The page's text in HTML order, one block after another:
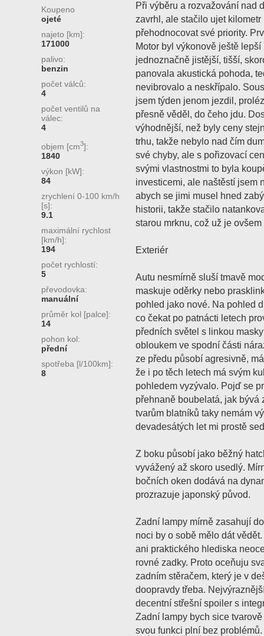
Koupeno
ojeté
najeto [km]:
171000
palivo:
benzin
počet válců:
4
počet ventilů na
válec:
4
objem [cm3]:
1840
výkon [kW]:
84
zrychlení 0-100 km/h
[s]:
9.1
maximální rychlost
[km/h]:
194
počet rychlostí:
5
převodovka:
manuální
průměr kol [palce]:
14
pohon kol:
přední
spotřeba [l/100km]:
8
Při výběru a rozvažování nad
zavrhl, ale stačilo ujet
přehodnocovat své priority.
Motor byl výkonově ještě
jednoznačně jistější, tišší,
panovala akustická pohoda,
nevibrovalo a neskřípalo.
jsem týden jenom jezdil,
přesně věděl, do čeho jdu.
výhodnější, než byly ceny
trhu, takže nebylo nad čím
své chyby, ale s pořizovací
svými vlastnostmi to byla
investicemi, ale naštěstí jsem
abych se jimi musel hned
historii, takže stačilo
starou mrknu, což už je
Exteriér
Autu nesmírně sluší tmavě
maskuje oděrky nebo
pohled jako nové. Na pohled
co čekat po patnácti letech
předních světel s linkou
obloukem ve spodní části
ze předu působí agresivně,
že i po těch letech má svým
pohledem vyzývalo. Pojď se
přehnaně boubelatá, jak bývá
tvarům blatníků taky nemám
devadesátých let mi prostě
Z boku působí jako běžný
vyvážený až skoro usedlý.
bočních oken dodává na
prozrazuje japonský původ.
Zadní lampy mírně zasahují
noci by o sobě mělo dát
ani praktického hlediska
rovné zadky. Proto oceňuju
zadním stěračem, který je v
doopravdy třeba.
decentní střešní spoiler s
Zadní lampy bych sice
svou funkci plní bez